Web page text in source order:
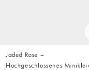
Jaded Rose –
Hochgeschlossenes